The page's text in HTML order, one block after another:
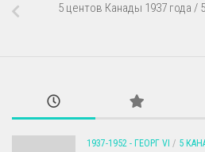
5 центов Канады 1937 года /
1937-1952 - ГЕОРГ VI / 5